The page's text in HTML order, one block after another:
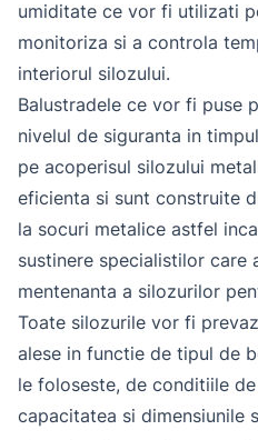
umiditate ce vor fi utilizati
monitoriza si a controla
interiorul silozului.
Balustradele ce vor fi puse
nivelul de siguranta in
pe acoperisul silozului
eficienta si sunt construite
la socuri metalice astfel
sustinere specialistilor care
mentenanta a silozurilor
Toate silozurile vor fi
alese in functie de tipul de
le foloseste, de conditiile
capacitatea si dimensiunile